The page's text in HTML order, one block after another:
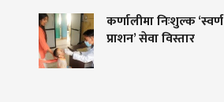
कर्णालीमा निःशुल्क ‘स्वर्ण विन्दु
प्राशन’ सेवा विस्तार